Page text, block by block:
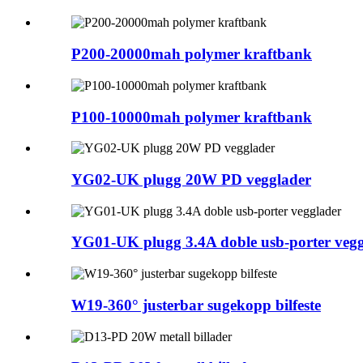
P200-20000mah polymer kraftbank
P100-10000mah polymer kraftbank
YG02-UK plugg 20W PD vegglader
YG01-UK plugg 3.4A doble usb-porter
W19-360° justerbar sugekopp bilfeste